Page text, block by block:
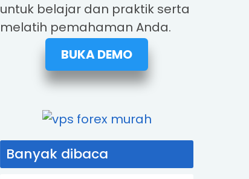
untuk belajar dan praktik serta
melatih pemahaman Anda.
BUKA DEMO
Banyak dibaca